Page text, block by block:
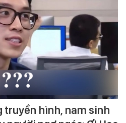
truyền hình, nam sinh